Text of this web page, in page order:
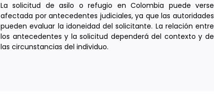
La solicitud de asilo o refugio en Colombia puede verse
afectada por antecedentes judiciales, ya que las autoridades
pueden evaluar la idoneidad del solicitante. La relación entre
los antecedentes y la solicitud dependerá del contexto y de
las circunstancias del individuo.